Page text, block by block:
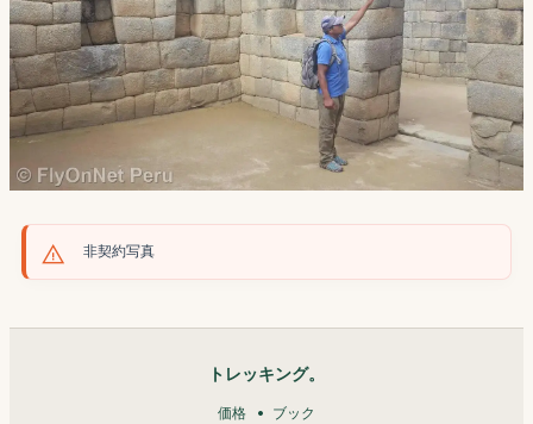
非契約写真
トレッキング。
価格 ブック